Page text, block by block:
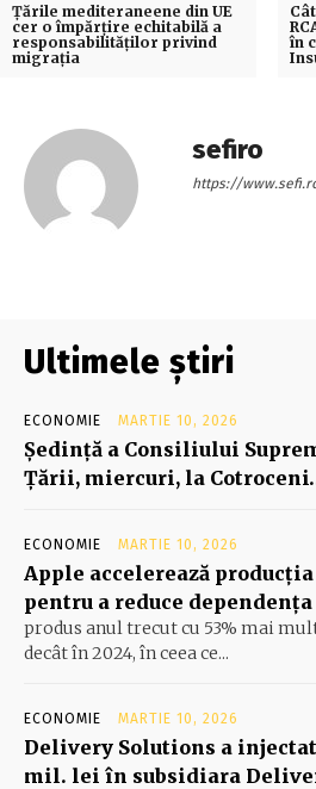
Ţările mediteraneene din UE
cer o împărţire echitabilă a
responsabilităţilor privind
migrația
în
sefiro
https://
Ultimele știri
ECONOMIE MARTIE 10, 2026
Şedinţă a Consiliului
Ţării, miercuri, la
ECONOMIE MARTIE 10, 2026
Apple accelerează
pentru a reduce
produs anul trecut cu 53% mai
decât în 2024, în ceea ce...
ECONOMIE MARTIE 10, 2026
Delivery Solutions a
mil. lei în subsidiara